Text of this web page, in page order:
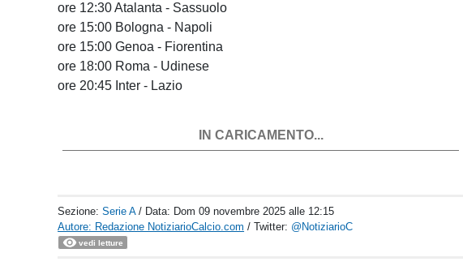
ore 12:30 Atalanta - Sassuolo
ore 15:00 Bologna - Napoli
ore 15:00 Genoa - Fiorentina
ore 18:00 Roma - Udinese
ore 20:45 Inter - Lazio
IN CARICAMENTO...
Sezione:Serie A / Data: Dom 09 novembre 2025 alle 12:15
Autore: Redazione NotiziarioCalcio.com / Twitter: @NotiziarioC
vedi letture